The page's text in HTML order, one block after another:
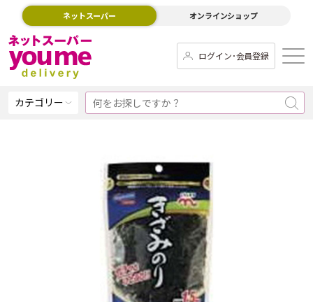
ネットスーパー オンラインショップ
ログイン･会員登録
カテゴリー